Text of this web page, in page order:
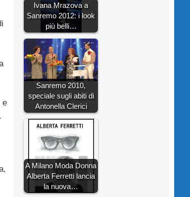
e
Ivana Mrazova a
Sanremo 2012: i look
più belli…
Sanremo 2010,
speciale sugli abiti di
Antonella Clerici
A Milano Moda Donna
Alberta Ferretti lancia
la nuova…